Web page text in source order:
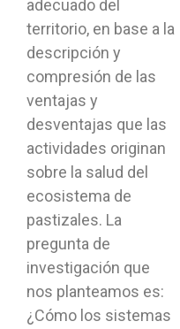
adecuado del
territorio, en base a la
descripción y
compresión de las
ventajas y
desventajas que las
actividades originan
sobre la salud del
ecosistema de
pastizales. La
pregunta de
investigación que
nos planteamos es:
¿Cómo los sistemas